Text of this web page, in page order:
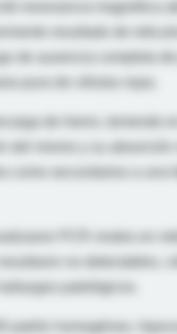
resonancia magnética
de ausencia completa
pura de células rojas.
de hierro, teniendo
no detectables,
patológicos.
patrón homogéneo,